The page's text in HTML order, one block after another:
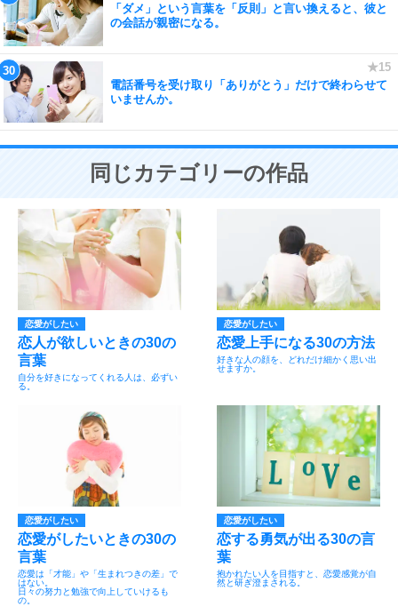
「ダメ」という言葉を「反則」と言い換えると、彼と
の会話が親密になる。
電話番号を受け取り「ありがとう」だけで終わらせて
いませんか。
同じカテゴリーの作品
恋愛がしたい
恋人が欲しいときの30の
言葉
自分を好きになってくれる人は、必ずい
る。
恋愛がしたい
恋愛上手になる30の方法
好きな人の顔を、どれだけ細かく思い出
せますか。
恋愛がしたい
恋愛がしたいときの30の
言葉
恋愛は「才能」や「生まれつきの差」で
はない。
日々の努力と勉強で向上していけるも
の。
恋愛がしたい
恋する勇気が出る30の言
葉
抱かれたい人を目指すと、恋愛感覚が自
然と研ぎ澄まされる。